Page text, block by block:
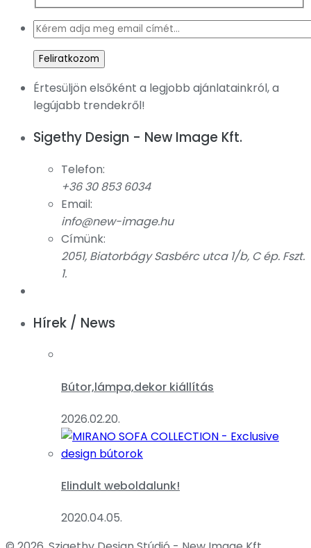
Értesüljön elsőként a legjobb ajánlatainkról, a
legújabb trendekről!
Sigethy Design - New Image Kft.
Telefon:
+36 30 853 6034
Email:
info@new-image.hu
Címünk:
2051, Biatorbágy Sasbérc utca 1/b, C ép. Fszt.
1.
Hírek / News
Bútor,lámpa,dekor kiállítás
2026.02.20.
Elindult weboldalunk!
2020.04.05.